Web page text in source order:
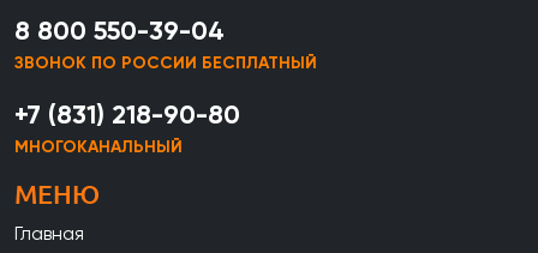
8 800 550-39-04
ЗВОНОК ПО РОССИИ БЕСПЛАТНЫЙ
+7 (831) 218-90-80
МНОГОКАНАЛЬНЫЙ
МЕНЮ
Главная